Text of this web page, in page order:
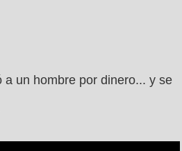
a un hombre por dinero... y se